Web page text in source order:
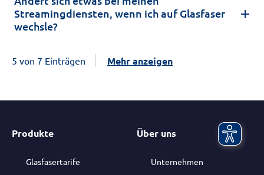
Streamingdiensten, wenn ich auf Glasfaser
wechsle?
5 von 7 Einträgen Mehr anzeigen
Produkte
Glasfasertarife
Über uns
Unternehmen